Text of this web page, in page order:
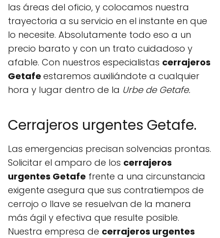
las áreas del oficio, y colocamos nuestra
trayectoria a su servicio en el instante en que
lo necesite. Absolutamente todo eso a un
precio barato y con un trato cuidadoso y
afable. Con nuestros especialistas cerrajeros
Getafe estaremos auxiliándote a cualquier
hora y lugar dentro de la Urbe de Getafe.
Cerrajeros urgentes Getafe.
Las emergencias precisan solvencias prontas.
Solicitar el amparo de los cerrajeros
urgentes Getafe frente a una circunstancia
exigente asegura que sus contratiempos de
cerrojo o llave se resuelvan de la manera
más ágil y efectiva que resulte posible.
Nuestra empresa de cerrajeros urgentes